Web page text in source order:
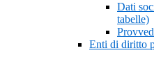
Dati
tabelle)
Enti di diritto